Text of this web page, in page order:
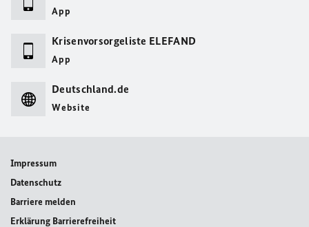
App
Krisenvorsorgeliste ELEFAND
App
Deutschland.de
Website
Impressum
Datenschutz
Barriere melden
Erklärung Barrierefreiheit